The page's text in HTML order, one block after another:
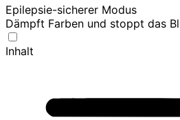
Epilepsie-sicherer Modus
Dämpft Farben und stoppt das
Inhalt